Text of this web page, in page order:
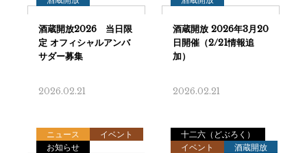
2026.02.21 2026.02.21
ニュース
イベント
お知らせ
十二六（どぶろく）
イベント
酒蔵開放